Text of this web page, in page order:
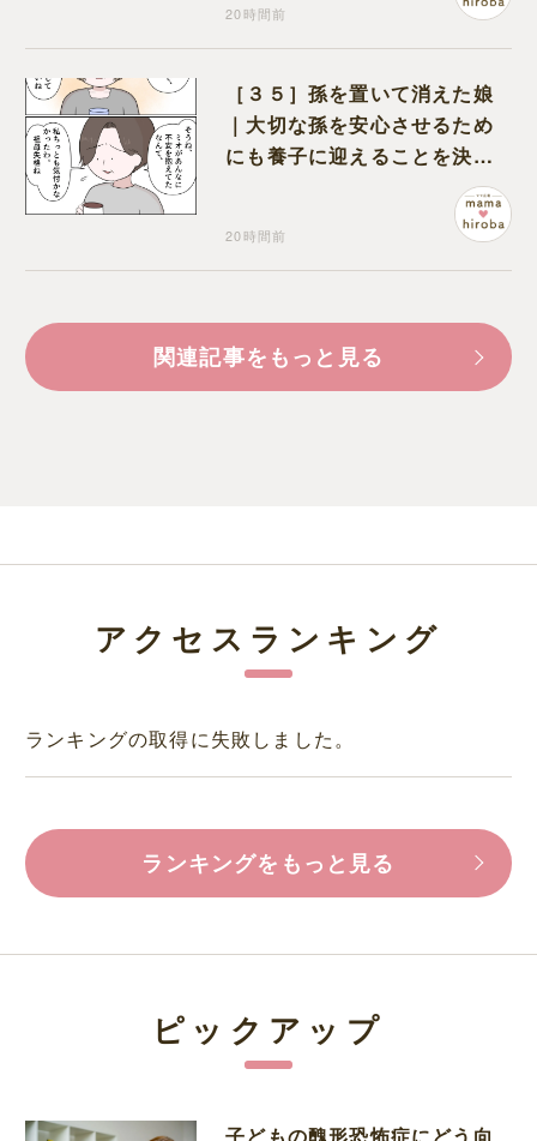
20時間前
［３５］孫を置いて消えた娘
｜大切な孫を安心させるため
にも養子に迎えることを決心
20時間前
関連記事をもっと見る
アクセスランキング
ランキングの取得に失敗しました。
ランキングをもっと見る
ピックアップ
子どもの醜形恐怖症にどう向